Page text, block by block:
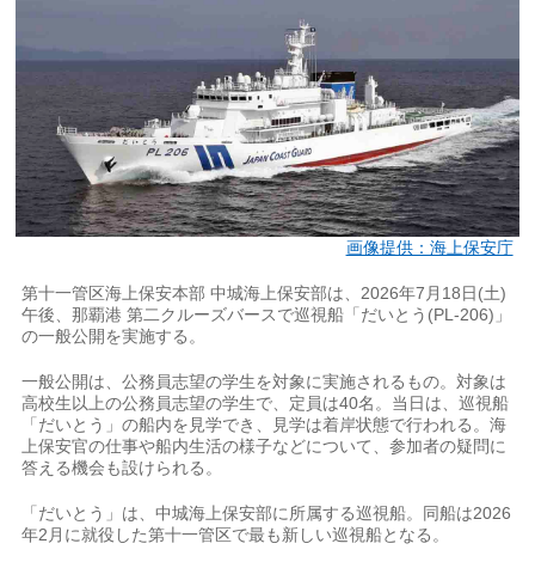
画像提供：海上保安庁
第十一管区海上保安本部 中城海上保安部は、2026年7月18日(土)
午後、那覇港 第二クルーズバースで巡視船「だいとう(PL-206)」
の一般公開を実施する。
一般公開は、公務員志望の学生を対象に実施されるもの。対象は
高校生以上の公務員志望の学生で、定員は40名。当日は、巡視船
「だいとう」の船内を見学でき、見学は着岸状態で行われる。海
上保安官の仕事や船内生活の様子などについて、参加者の疑問に
答える機会も設けられる。
「だいとう」は、中城海上保安部に所属する巡視船。同船は2026
年2月に就役した第十一管区で最も新しい巡視船となる。